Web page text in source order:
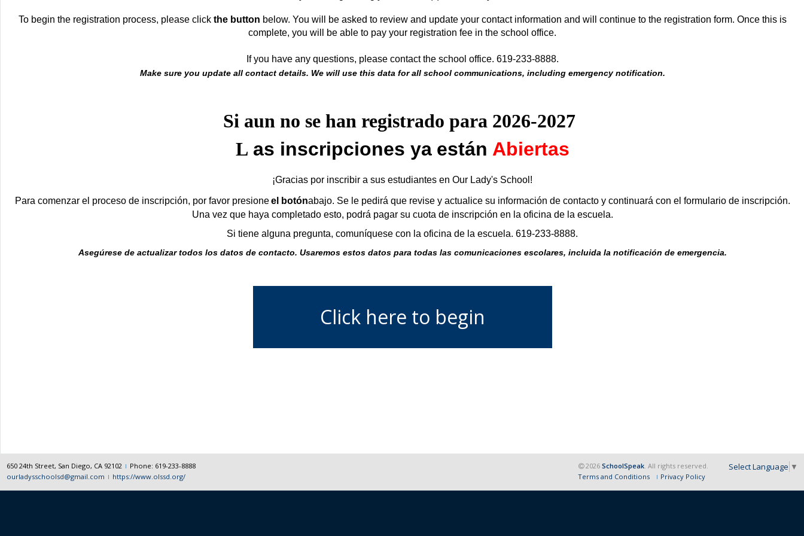
To begin the registration process, please click the button below. You will be asked to review and update your contact information and will continue to the registration form. Once this is
complete, you will be able to pay your registration fee in the school office.
If you have any questions, please contact the school office. 619-233-8888.
Make sure you update all contact details. We will use this data for all school communications, including emergency notification.
Si aun no se han registrado para 2026-2027
L as inscripciones ya están Abiertas
¡Gracias por inscribir a sus estudiantes en Our Lady's School!
Para comenzar el proceso de inscripción, por favor presione el botónabajo. Se le pedirá que revise y actualice su información de contacto y continuará con el formulario de inscripción.
Una vez que haya completado esto, podrá pagar su cuota de inscripción en la oficina de la escuela.
Si tiene alguna pregunta, comuníquese con la oficina de la escuela. 619-233-8888.
Asegúrese de actualizar todos los datos de contacto. Usaremos estos datos para todas las comunicaciones escolares, incluida la notificación de emergencia.
Click here to begin
650 24th Street, San Diego, CA 92102
Phone: 619-233-8888
ourladysschoolsd@gmail.com
https://www.olssd.org/
2026 SchoolSpeak. All rights reserved.
Terms and Conditions
Privacy Policy
Select Language ▼